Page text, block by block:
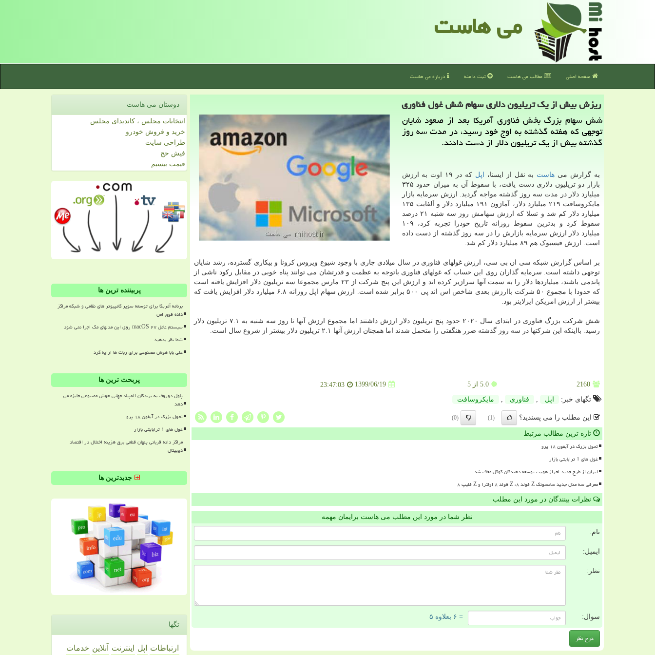
می هاست
صفحه اصلی مطالب می هاست ثبت دامنه درباره می هاست
ریزش بیش از یك تریلیون دلاری سهام شش غول فناوری
شش سهام بزرگ بخش فناوری آمریكا بعد از صعود شایان
توجهی كه هفته گذشته به اوج خود رسید، در مدت سه روز
گذشته بیش از یك تریلیون دلار از دست دادند.
به گزارش می هاست به نقل از ایسنا، اپل
که در ۱۹ اوت به ارزش
بازار دو تریلیون دلاری دست یافت، با سقوط آن به میزان حدود ۳۲۵
میلیارد دلار در مدت سه روز گذشته مواجه گردید. ارزش سرمایه بازار
مایکروسافت ۲۱۹ میلیارد دلار، آمازون ۱۹۱ میلیارد دلار و آلفابت ۱۳۵
میلیارد دلار کم شد و تسلا که ارزش سهامش روز سه شنبه ۲۱ درصد
سقوط کرد و بدترین سقوط روزانه تاریخ خودرا تجربه کرد، ۱۰۹
میلیارد دلار ارزش سرمایه بازارش را در سه روز گذشته از دست داده
است. ارزش فیسبوک هم ۸۹ میلیارد دلار کم شد.
بر اساس گزارش شبکه سی ان بی سی، ارزش غولهای فناوری در سال میلادی جاری با وجود شیوع ویروس کرونا و بیکاری گسترده، رشد شایان
توجهی داشته است. سرمایه گذاران روی این حساب که غولهای فناوری باتوجه به عظمت و قدرتشان می توانند پناه خوبی در مقابل رکود ناشی از
پاندمی باشند، میلیاردها دلار را به سمت آنها سرازیر کرده اند و ارزش این پنج شرکت از ۲۳ مارس مجموعا سه تریلیون دلار افزایش یافته است
که حدودا با مجموع ۵۰ شرکت باارزش بعدی شاخص اس اند پی ۵۰۰ برابر شده است. ارزش سهام اپل روزانه ۶.۸ میلیارد دلار افزایش یافت که
بیشتر از ارزش امریکن ایرلاینز بود.
شش شرکت بزرگ فناوری در ابتدای سال ۲۰۲۰ حدود پنج تریلیون دلار ارزش داشتند اما مجموع ارزش آنها تا روز سه شنبه به ۷.۱ تریلیون دلار
رسید. بااینکه این شرکتها در سه روز گذشته ضرر هنگفتی را متحمل شدند اما همچنان ارزش آنها ۲.۱ تریلیون دلار بیشتر از شروع سال است.
2160
5.0از 5 1399/06/19
23:47:03
تگهای خبر:
اپل فناوری مایكروسافت
این مطلب را می پسندید؟ (1)
(0)
تازه ترین مطالب مرتبط
تحول بزرگ در آیفون ۱۸ پرو
غول های 1 ترابایتی بازار
ایران از طرح جدید احراز هویت توسعه دهندگان گوگل معاف شد
معرفی سه مدل جدید سامسونگ Z فولد ۸، Z فولد ۸ اولترا و Z فلیپ ۸
نظرات بینندگان در مورد این مطلب
نظر شما در مورد این مطلب می هاست برایمان مهمه
نام:
ایمیل:
نظر:
سوال: = ۶ بعلاوه ۵
دوستان می هاست
انتخابات مجلس ، کاندیدای مجلس
خرید و فروش خودرو
طراحی سایت
فیش حج
قیمت بیسیم
پربیننده ترین ها
برنامه آمریکا برای توسعه سوپر کامپیوتر های نظامی و شبکه مراکز
داده فوق امن
سیستم عامل macOS ۲۷ روی این مدلهای مک اجرا نمی شود
شما نظر بدهید
علی بابا هوش مصنوعی برای ربات ها ارایه کرد
پربحث ترین ها
پاول دوروف به برندگان المپیاد جهانی هوش مصنوعی جایزه می
دهد
تحول بزرگ در آیفون ۱۸ پرو
غول های 1 ترابایتی بازار
مراکز داده قربانی پنهان قطعی برق هزینه اختلال در اقتصاد
دیجیتال
جدیدترین ها
تگها
ارتباطات اپل اینترنت آنلاین خدمات